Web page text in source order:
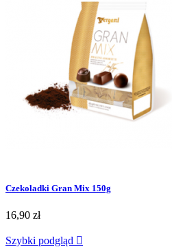
Czekoladki Gran Mix 150g
16,90 zł
Szybki podgląd 